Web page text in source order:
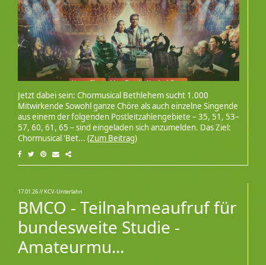
Jetzt dabei sein: Chormusical Bethlehem sucht 1.000
Mitwirkende Sowohl ganze Chöre als auch einzelne Singende
aus einem der folgenden Postleitzahlengebiete – 35, 51, 53–
57, 60, 61, 65 – sind eingeladen sich anzumelden. Das Ziel:
Chormusical 'Bet... (Zum Beitrag)
17.01.26// KCV-Unterlahn
BMCO - Teilnahmeaufruf für
bundesweite Studie -
Amateurmu...